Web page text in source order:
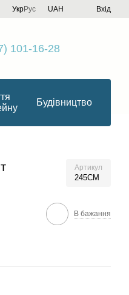
УкрРус UAH Вхід
101-16-28
Будівництво
Артикул
245CM
В бажання